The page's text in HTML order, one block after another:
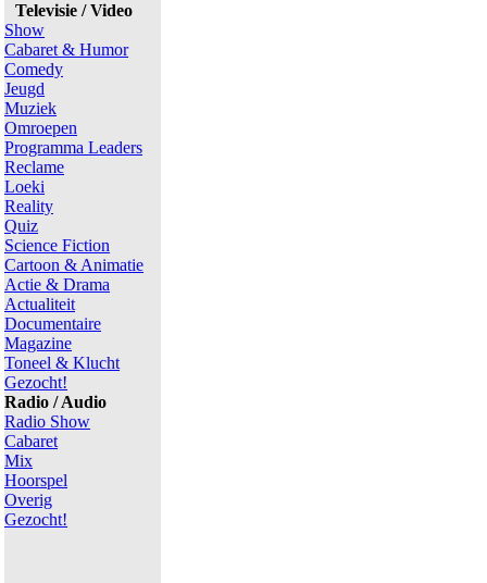
Televisie / Video
Show
Cabaret & Humor
Comedy
Jeugd
Muziek
Omroepen
Programma Leaders
Reclame
Loeki
Reality
Quiz
Science Fiction
Cartoon & Animatie
Actie & Drama
Actualiteit
Documentaire
Magazine
Toneel & Klucht
Gezocht!
Radio / Audio
Radio Show
Cabaret
Mix
Hoorspel
Overig
Gezocht!